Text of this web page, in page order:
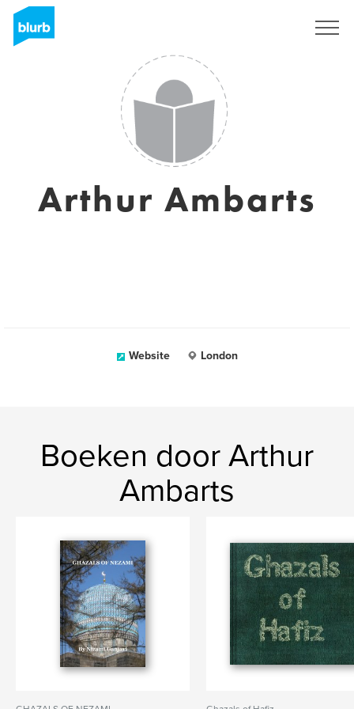
Arthur Ambarts
Website London
Boeken door Arthur
Ambarts